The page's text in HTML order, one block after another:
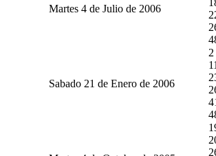
Martes 4 de Julio de 2006
Sabado 21 de Enero de 2006
2
11